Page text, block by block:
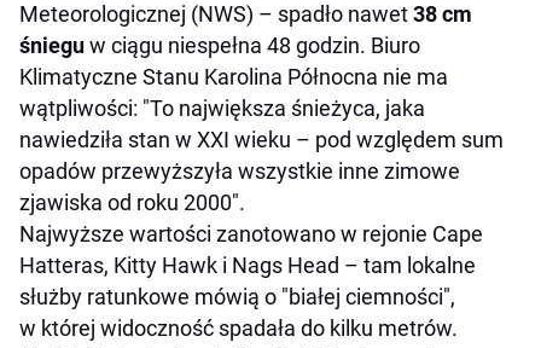
Meteorologicznej (NWS) – spadło nawet38 cm
śnieguw ciągu niespełna 48 godzin. Biuro
Klimatyczne Stanu Karolina Północna nie ma
wątpliwości: "To największa śnieżyca, jaka
nawiedziła stan w XXI wieku – pod względem sum
opadów przewyższyła wszystkie inne zimowe
zjawiska od roku 2000".
Najwyższe wartości zanotowano w rejonie Cape
Hatteras, Kitty Hawk i Nags Head – tam lokalne
służby ratunkowe mówią o "białej ciemności",
w której widoczność spadała do kilku metrów.